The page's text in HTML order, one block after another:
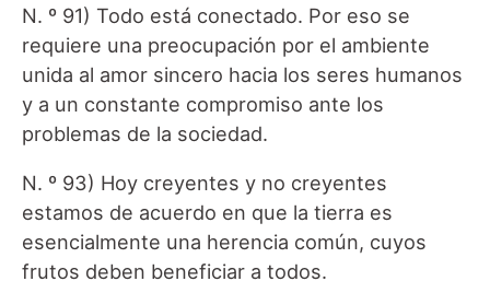
N. º 91) Todo está conectado. Por eso se
requiere una preocupación por el ambiente
unida al amor sincero hacia los seres humanos
y a un constante compromiso ante los
problemas de la sociedad.
N. º 93) Hoy creyentes y no creyentes
estamos de acuerdo en que la tierra es
esencialmente una herencia común, cuyos
frutos deben beneficiar a todos.